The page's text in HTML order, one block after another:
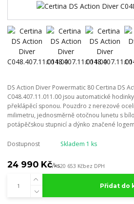
DS Action Diver Powermatic 80 Certina DS
C048.407.11.011.00 jsou automatické
překlápěcí sponou. Pouzdro z nerezové
milimetru, jednosměrně otočnou lunetu s
potápěčskou stupnicí a dýnko značené
Dostupnost Skladem 1 ks
24 990 Kč/ks20 653 Kčbez DPH
Přidat do